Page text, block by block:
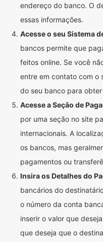
endereço do banco. O
essas informações.
Acesse o seu Sistema
bancos permite que
feitos online. Se você
entre em contato com o
do seu banco para
Acesse a Seção de
por uma seção no site
internacionais. A
os bancos, mas
pagamentos ou
Insira os Detalhes do
bancários do
o número da conta
inserir o valor que
que deseja que o